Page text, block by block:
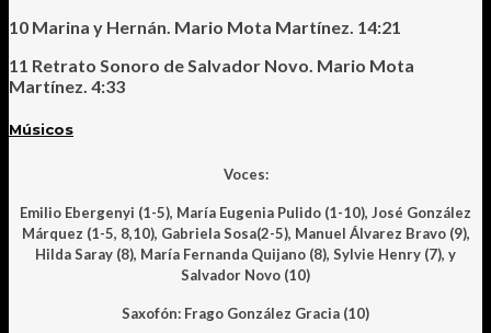
10 Marina y Hernán. Mario Mota Martínez. 14:21
11 Retrato Sonoro de Salvador Novo. Mario Mota
Martínez. 4:33
Músicos
Voces:
Emilio Ebergenyi (1-5), María Eugenia Pulido (1-10), José González
Márquez (1-5, 8,10), Gabriela Sosa(2-5), Manuel Álvarez Bravo (9),
Hilda Saray (8), María Fernanda Quijano (8), Sylvie Henry (7), y
Salvador Novo (10)
Saxofón: Frago González Gracia (10)